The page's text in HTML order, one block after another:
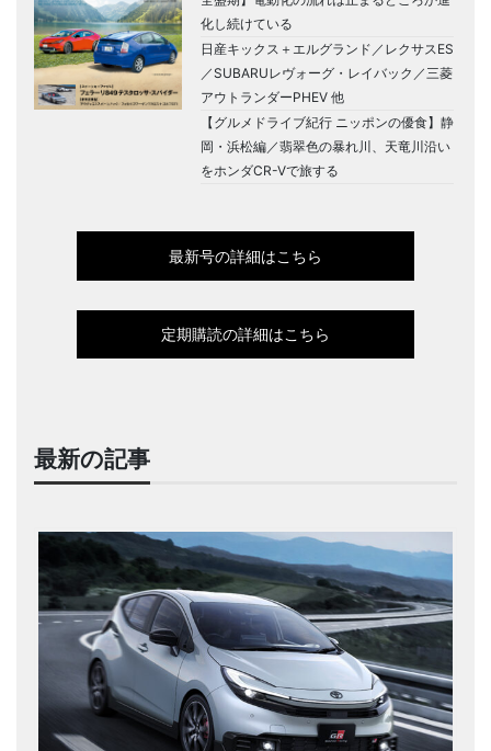
化し続けている
日産キックス＋エルグランド／レクサスES
／SUBARUレヴォーグ・レイバック／三菱
アウトランダーPHEV 他
【グルメドライブ紀行 ニッポンの優食】静
岡・浜松編／翡翠色の暴れ川、天竜川沿い
をホンダCR-Vで旅する
最新号の詳細はこちら
定期購読の詳細はこちら
最新の記事